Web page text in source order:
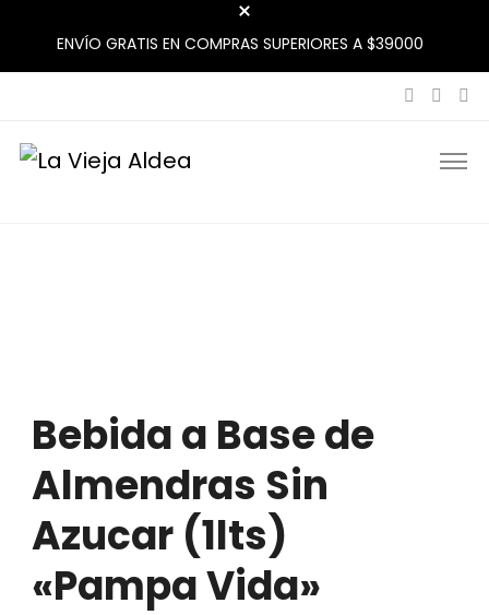
ENVÍO GRATIS EN COMPRAS SUPERIORES A $39000
La Vieja Aldea
Tu Mercado Natural Cerca
Bebida a Base de
Almendras Sin
Azucar (1lts)
«Pampa Vida»